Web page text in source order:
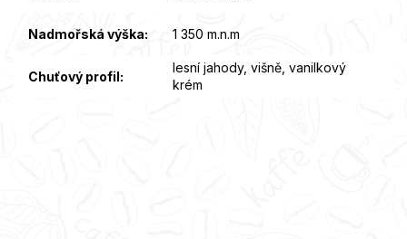
Nadmořská výška: 1 350 m.n.m
Chuťový profil:
lesní jahody, višně, vanilkový
krém